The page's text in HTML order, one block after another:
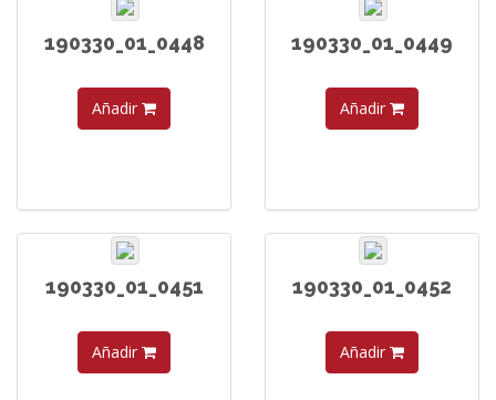
190330_01_0448
Añadir
190330_01_0449
Añadir
190330_01_0451
Añadir
190330_01_0452
Añadir